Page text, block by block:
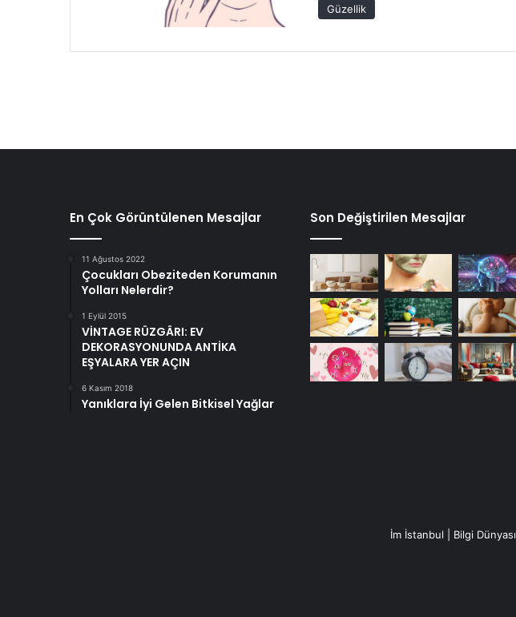
Güzellik
En Çok Görüntülenen Mesajlar
11 Ağustos 2022
Çocukları Obeziteden Korumanın
Yolları Nelerdir?
1 Eylül 2015
VİNTAGE RÜZGÂRI: EV
DEKORASYONUNDA ANTİKA
EŞYALARA YER AÇIN
6 Kasım 2018
Yanıklara İyi Gelen Bitkisel Yağlar
Son Değiştirilen Mesajlar
İm İstanbul | Bilgi Dünyası